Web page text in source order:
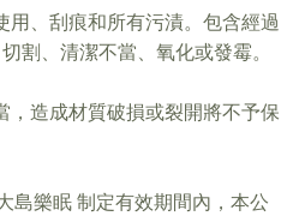
用、刮痕和所有污漬。包含經過
割、清潔不當、氧化或發霉。
，造成材質破損或裂開將不予保
島樂眠 制定有效期間內，本公